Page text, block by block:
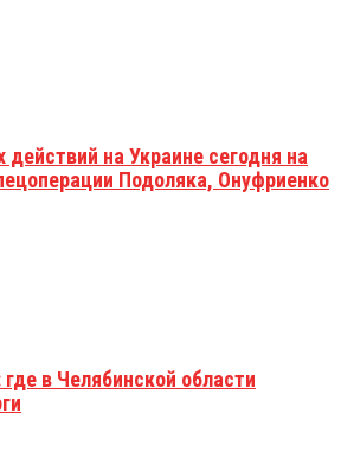
на Украине сегодня на
Подоляка, Онуфриенко
в Челябинской области